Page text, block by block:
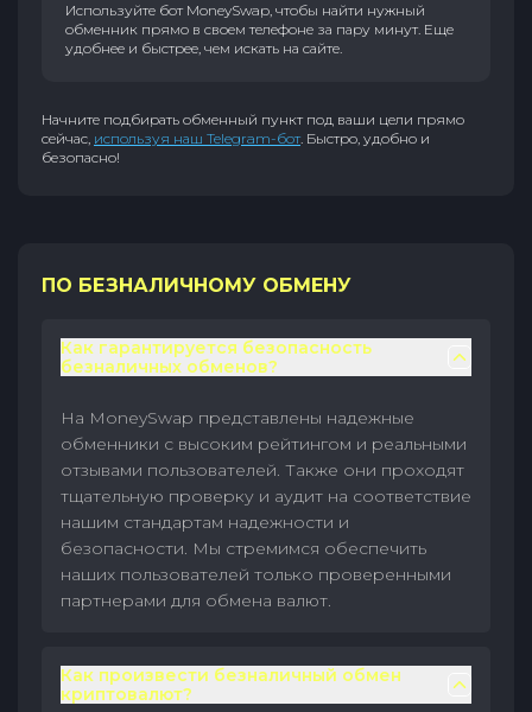
Используйте бот MoneySwap, чтобы найти нужный
обменник прямо в своем телефоне за пару минут. Еще
удобнее и быстрее, чем искать на сайте.
Начните подбирать обменный пункт под ваши цели прямо
сейчас, используя наш Telegram-бот. Быстро, удобно и
безопасно!
ПО БЕЗНАЛИЧНОМУ ОБМЕНУ
Как гарантируется безопасность
безналичных обменов?
На MoneySwap представлены надежные
обменники с высоким рейтингом и реальными
отзывами пользователей. Также они проходят
тщательную проверку и аудит на соответствие
нашим стандартам надежности и
безопасности. Мы стремимся обеспечить
наших пользователей только проверенными
партнерами для обмена валют.
Как произвести безналичный обмен
криптовалют?